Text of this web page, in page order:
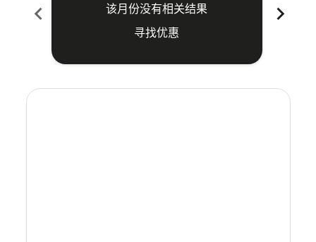
chevron_left
该月份没有相关结果
寻找优惠
chevron_right